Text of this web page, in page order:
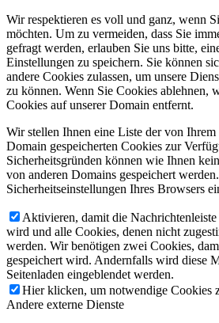
Wir respektieren es voll und ganz, wenn
möchten. Um zu vermeiden, dass Sie
gefragt werden, erlauben Sie uns bitte,
Einstellungen zu speichern. Sie können
andere Cookies zulassen, um unsere
zu können. Wenn Sie Cookies ablehnen,
Cookies auf unserer Domain entfernt.
Wir stellen Ihnen eine Liste der von
Domain gespeicherten Cookies zur
Sicherheitsgründen können wie Ihnen
von anderen Domains gespeichert
Sicherheitseinstellungen Ihres Browsers
Aktivieren, damit die Nachrichtenleiste
wird und alle Cookies, denen nicht
werden. Wir benötigen zwei Cookies,
gespeichert wird. Andernfalls wird diese
Seitenladen eingeblendet werden.
Hier klicken, um notwendige Cookies
Andere externe Dienste